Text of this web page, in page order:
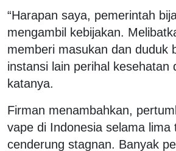
“Harapan saya, pemerintah
mengambil kebijakan.
memberi masukan dan duduk
instansi lain perihal kesehatan
katanya.
Firman menambahkan,
vape di Indonesia selama lima
cenderung stagnan. Banyak